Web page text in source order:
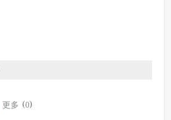
更多 (0)